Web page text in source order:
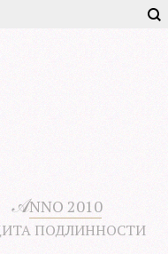
𝒜NNO 2010
ПОДЛИННОСТИ